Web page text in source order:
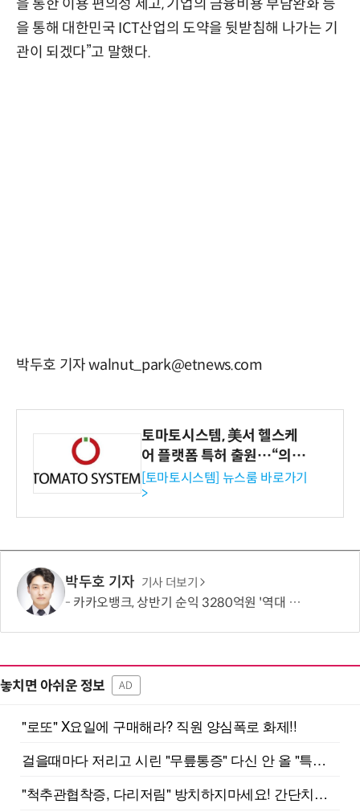
을 통한 이용 편의성 제고, 기업의 금융비용 부담완화 등
을 통해 대한민국 ICT산업의 도약을 뒷받침해 나가는 기
관이 되겠다”고 말했다.
박두호 기자 walnut_park@etnews.com
토마토시스템, 美서 헬스케
어 플랫폼 특허 출원…“의료
기관·보험사 공략”
[토마토시스템] 뉴스룸 바로가기
>
박두호 기자 기사 더보기
카카오뱅크, 상반기 순익 3280억원 '역대 최대'…비이자수익 결실
놓치면 아쉬운 정보 AD